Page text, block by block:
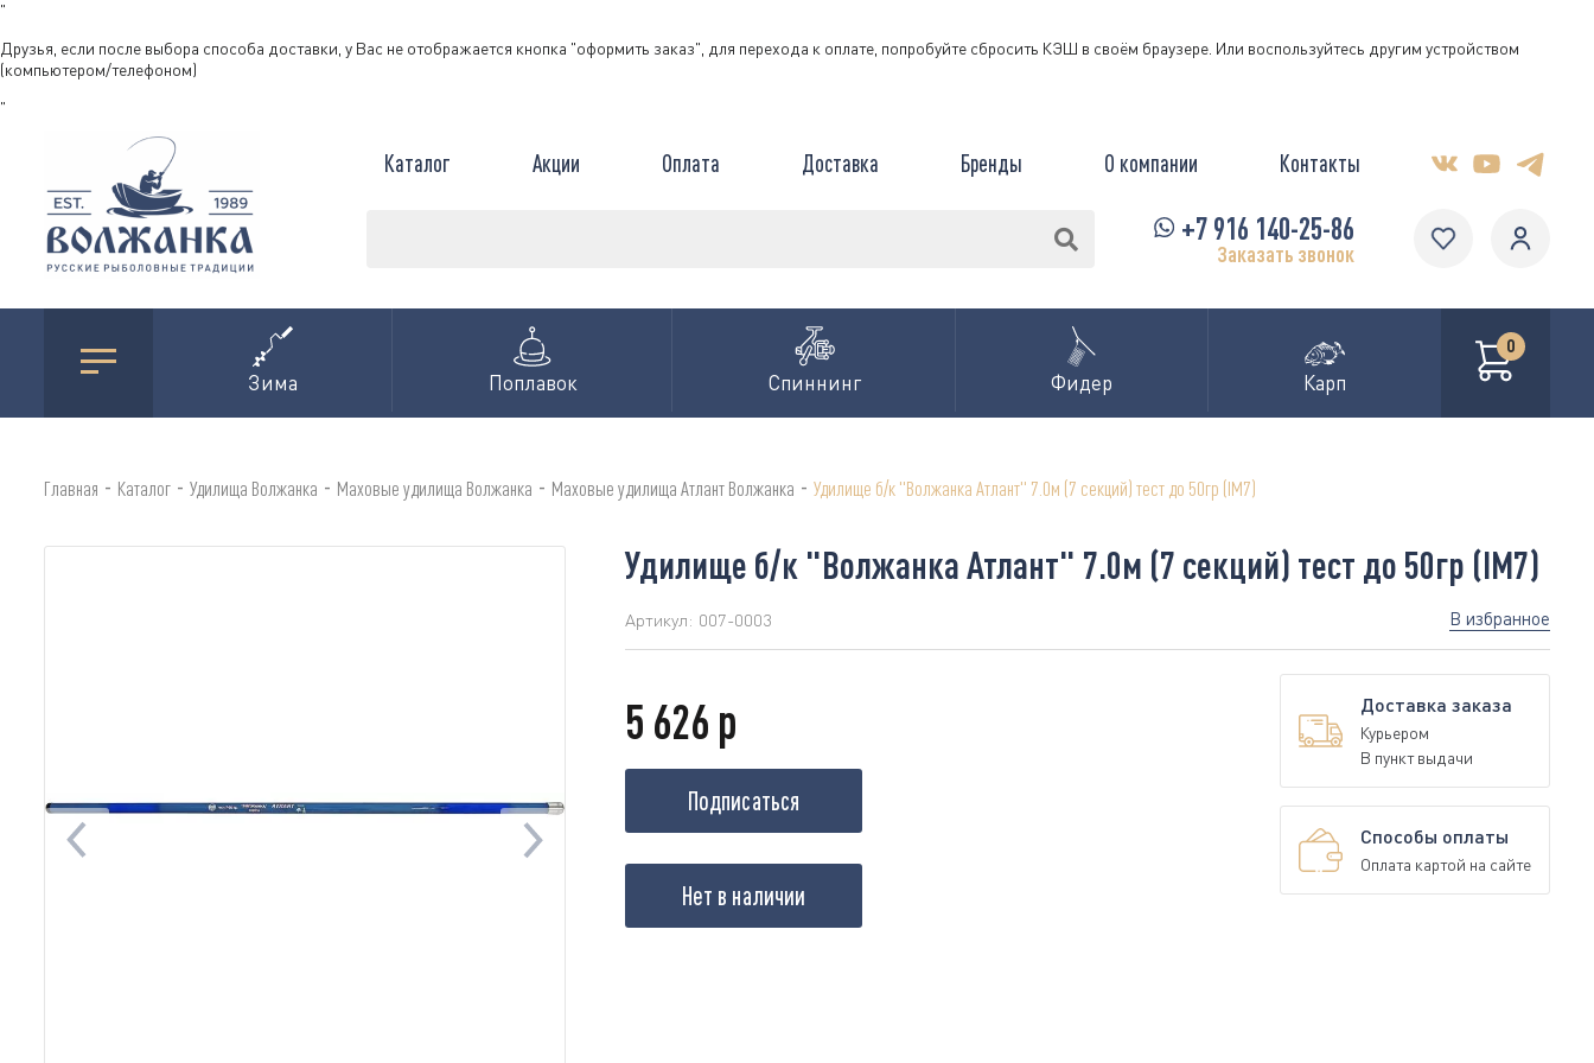
"
Друзья, если после выбора способа доставки, у Вас не отображается кнопка "оформить заказ", для перехода к оплате, попробуйте сбросить КЭШ в своём браузере. Или воспользуйтесь другим устройством
(компьютером/телефоном)
"
Каталог Акции Оплата Доставка Бренды О компании Контакты
+7 916 140-25-86
Заказать звонок
Зима Поплавок Спиннинг Фидер Карп
0
Главная - Каталог - Удилища Волжанка - Маховые удилища Волжанка - Маховые удилища Атлант Волжанка - Удилище б/к "Волжанка Атлант" 7.0м (7 секций) тест до 50гр (IM7)
Удилище б/к "Волжанка Атлант" 7.0м (7 секций) тест до 50гр (IM7)
Артикул: 007-0003 В избранное
5 626 р
Подписаться
Нет в наличии
Доставка заказа
Курьером
В пункт выдачи
Способы оплаты
Оплата картой на сайте